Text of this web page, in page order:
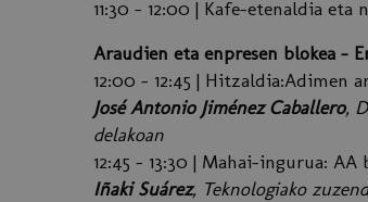
11:30 – 12:00 | Kafe-etenaldia eta
Araudien eta enpresen blokea -
12:00 – 12:45 | Hitzaldia:Adimen
José Antonio Jiménez Caballero,
delakoan
12:45 – 13:30 | Mahai-ingurua:
Iñaki Suárez, Teknologiako